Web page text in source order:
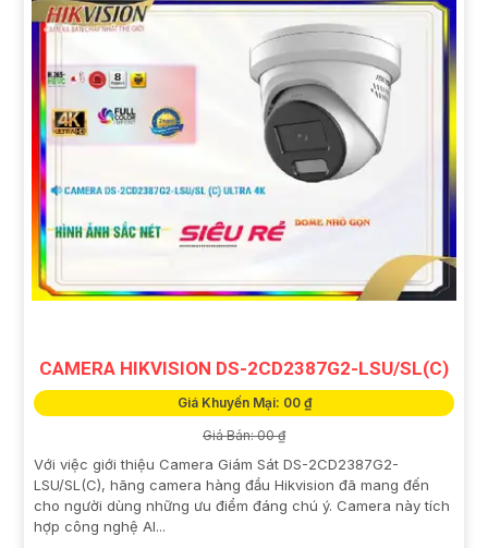
CAMERA HIKVISION DS-2CD2387G2-LSU/SL(C)
Giá Khuyến Mại: 00 ₫
Giá Bán: 00 ₫
Với việc giới thiệu Camera Giám Sát DS-2CD2387G2-
LSU/SL(C), hãng camera hàng đầu Hikvision đã mang đến
cho người dùng những ưu điểm đáng chú ý. Camera này tích
hợp công nghệ AI...